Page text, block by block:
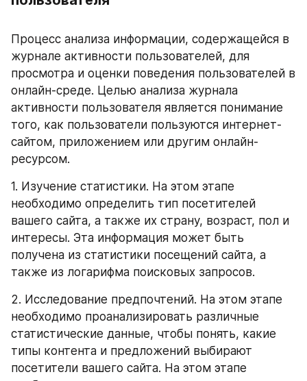
Процесс анализа информации, содержащейся в
журнале активности пользователей, для
просмотра и оценки поведения пользователей в
онлайн-среде. Целью анализа журнала
активности пользователя является понимание
того, как пользователи пользуются интернет-
сайтом, приложением или другим онлайн-
ресурсом.
1. Изучение статистики. На этом этапе
необходимо определить тип посетителей
вашего сайта, а также их страну, возраст, пол и
интересы. Эта информация может быть
получена из статистики посещений сайта, а
также из логарифма поисковых запросов.
2. Исследование предпочтений. На этом этапе
необходимо проанализировать различные
статистические данные, чтобы понять, какие
типы контента и предложений выбирают
посетители вашего сайта. На этом этапе